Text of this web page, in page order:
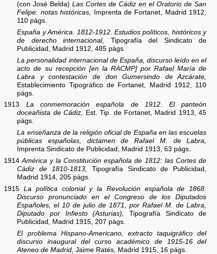
(con José Belda)Las Cortes de Cádiz en el Oratorio de San
Felipe: notas históricas, Imprenta de Fortanet, Madrid 1912,
110 págs.
España y América. 1812-1912. Estudios políticos, históricos y
de derecho internacional,
Tipografía del Sindicato de
Publicidad, Madrid 1912, 485 págs.
La personalidad internacional de España, discurso leído en el
acto de su recepción [en la RACMP] por Rafael María de
Labra y contestación de don Gumersindo de Azcárate,
Establecimiento Tipográfico de Fortanet, Madrid 1912, 110
págs.
1913 La conmemoración española de 1912. El panteón
doceañista de Cádiz, Est. Tip. de Fortanet, Madrid 1913, 45
págs.
La enseñanza de la religión oficial de España en las escuelas
públicas españolas, dictamen de Rafael M. de Labra,
Imprenta Sindicato de Publicidad, Madrid 1913, 63 págs.
1914América y la Constitución española de 1812: las Cortes de
Cádiz de 1810-1813, Tipografía Sindicato de Publicidad,
Madrid 1914, 205 págs.
1915 La política colonial y la Revolución española de 1868.
Discurso pronunciado en el Congreso de los Diputados
Españoles, el 10 de julio de 1871, por Rafael M. de Labra,
Diputado por Infiesto (Asturias),
Tipografía Sindicato de
Publicidad, Madrid 1915, 207 págs.
El problema Hispano-Americano, extracto taquigráfico del
discurso inaugural del curso académico de 1915-16 del
Ateneo de Madrid, Jaime Ratés, Madrid 1915, 16 págs.